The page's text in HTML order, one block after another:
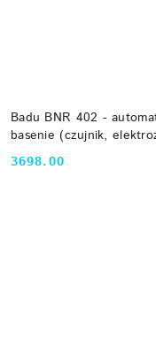
Badu BNR 402 -
basenie (czujnik,
Cena:
3698.00